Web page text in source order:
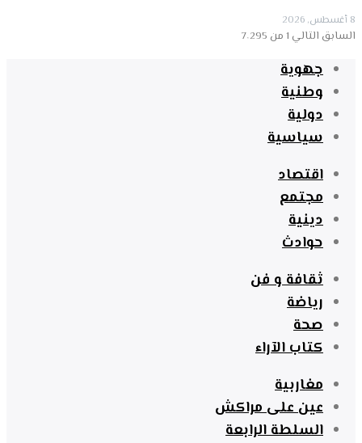
8 أغسطس, 2026
السابق التالي 1 من 7٬295
جهوية
وطنية
دولية
سياسية
اقتصاد
مجتمع
دينية
حوادث
ثقافة و فن
رياضة
صحة
كتاب الآراء
مغاربية
عين على مراكش
السلطة الرابعة